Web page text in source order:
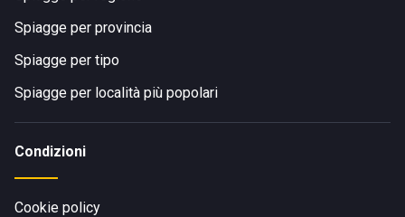
Spiagge per provincia
Spiagge per tipo
Spiagge per località più popolari
Condizioni
Cookie policy